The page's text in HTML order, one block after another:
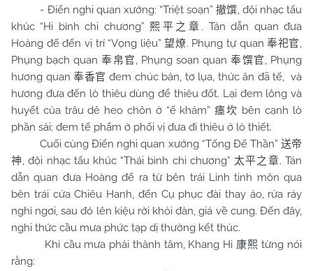
- Điển nghi quan xướng: “Triệt soạn”撤馔, đội nhạc tấu
khúc “Hi bình chi chương” 熙平之章 . Tán dẫn quan đưa
Hoàng đế đến vị trí “Vọng liệu”望燎. Phụng tự quan奉祀官,
Phụng bạch quan奉帛官, Phụng soạn quan奉馔官, Phụng
hương quan 奉香官 đem chúc bản, tơ lụa, thức ăn đã tế, và
hương đưa đến lò thiêu dùng để thiêu đốt. Lại đem lông và
huyết của trâu dê heo chôn ở “ế khảm”瘗坎 bên cạnh lò
phần sài; đem tế phẩm ở phối vị đưa đi thiêu ở lò thiết.
Cuối cùng Điển nghi quan xướng “Tống Đế Thần” 送帝
神, đội nhạc tấu khúc “Thái bình chi chương” 太平之章. Tán
dẫn quan đưa Hoàng đế ra từ bên trái Linh tinh môn qua
bên trái cửa Chiêu Hanh, đến Cụ phục đài thay áo, rửa ráy
nghỉ ngơi, sau đó lên kiệu rời khỏi đàn, giá về cung. Đến đây,
nghi thức cầu mưa phức tạp dị thường kết thúc.
Khi cầu mưa phải thành tâm, Khang Hi 康熙 từng nói
rằng: